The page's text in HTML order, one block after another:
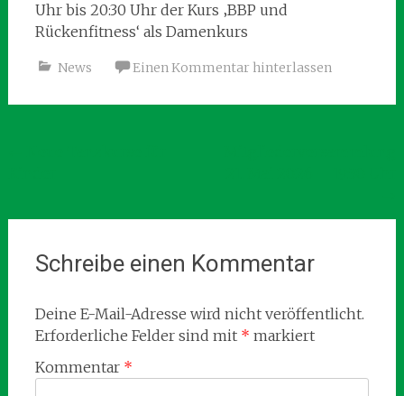
Uhr bis 20:30 Uhr der Kurs ‚BBP und
Rückenfitness‘ als Damenkurs
News Einen Kommentar hinterlassen
Schreibe einen Kommentar
Deine E-Mail-Adresse wird nicht veröffentlicht.
Erforderliche Felder sind mit * markiert
Kommentar *